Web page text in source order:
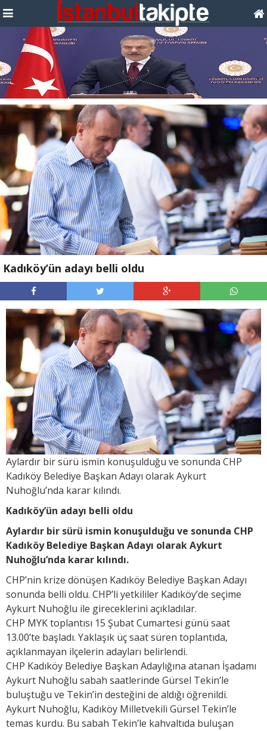
Kadıköy’ün adayı belli oldu
Aylardır bir sürü ismin konuşulduğu ve sonunda CHP
Kadıköy Belediye Başkan Adayı olarak Aykurt
Nuhoğlu’nda karar kılındı.
Kadıköy’ün adayı belli oldu
Aylardır bir sürü ismin konuşulduğu ve sonunda CHP
Kadıköy Belediye Başkan Adayı olarak Aykurt
Nuhoğlu’nda karar kılındı.
CHP’nin krize dönüşen Kadıköy Belediye Başkan Adayı
sonunda belli oldu. CHP’li yetkililer Kadıköy’de seçime
Aykurt Nuhoğlu ile gireceklerini açıkladılar.
CHP MYK toplantısı 15 Şubat Cumartesi günü saat
13.00’te başladı. Yaklaşık üç saat süren toplantıda,
açıklanmayan ilçelerin adayları belirlendi.
CHP Kadıköy Belediye Başkan Adaylığına atanan İşadamı
Aykurt Nuhoğlu sabah saatlerinde Gürsel Tekin’le
buluştuğu ve Tekin’in desteğini de aldığı öğrenildi.
Aykurt Nuhoğlu, Kadıköy Milletvekili Gürsel Tekin’le
temas kurdu. Bu sabah Tekin’le kahvaltıda buluşan